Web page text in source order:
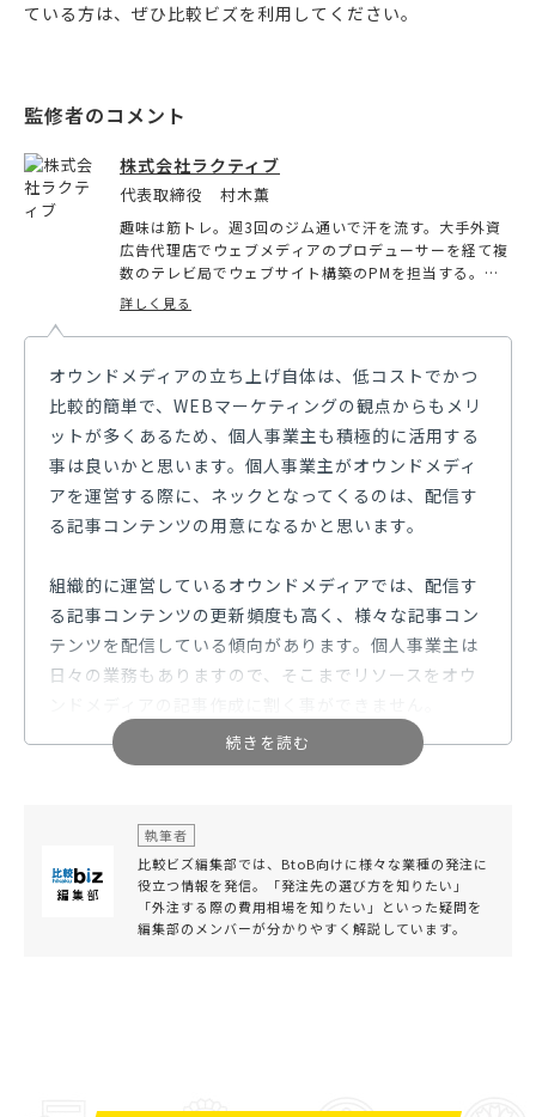
ている方は、ぜひ比較ビズを利用してください。
株式会社ラクティブ
代表取締役 村木薫
趣味は筋トレ。週3回のジム通いで汗を流す。大手外資
広告代理店でウェブメディアのプロデューサーを経て複
数のテレビ局でウェブサイト構築のPMを担当する。そ
の後株式会社ラクティブの代表取締役に就任。出版社な
ンサルティング、収益化支援を行い、メディア運用開始
から1年で100万PVを超えるサイトを複数立ち上げるな
どの実績を持つ。現在は中小企業を中心にWEBマーケテ
ィングを支援。
詳しく見る
オウンドメディアの立ち上げ自体は、低コストでかつ
比較的簡単で、WEBマーケティングの観点からもメリ
ットが多くあるため、個人事業主も積極的に活用する
事は良いかと思います。個人事業主がオウンドメディ
アを運営する際に、ネックとなってくるのは、配信す
る記事コンテンツの用意になるかと思います。
組織的に運営しているオウンドメディアでは、配信す
る記事コンテンツの更新頻度も高く、様々な記事コン
テンツを配信している傾向があります。個人事業主は
日々の業務もありますので、そこまでリソースをオウ
しかし個人事業主の有利な点は、携わる業務に対し、
方法のひとつとしてオススメするのは、携わる業務に
関する書籍を1冊執筆するイメージで、原稿を用意す
る事です。
執筆者
比較ビズ編集部では、BtoB向けに様々な業種の発注に
役立つ情報を発信。「発注先の選び方を知りたい」
「外注する際の費用相場を知りたい」といった疑問を
編集部のメンバーが分かりやすく解説しています。